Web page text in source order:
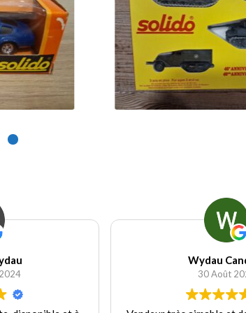
9.90€
Ajouter au panier
Wydau Candice